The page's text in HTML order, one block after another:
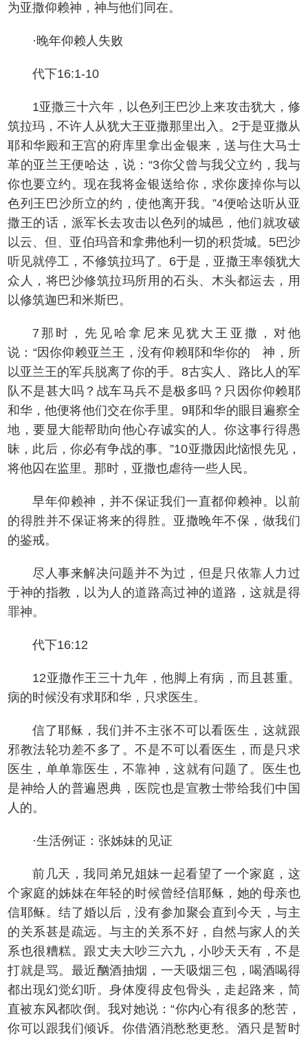
为亚撒仰赖神，神与他们同在。
·晚年仰赖人失败
代下16:1-10
1亚撒三十六年，以色列王巴沙上来攻击犹大，修
筑拉玛，不许人从犹大王亚撒那里出入。2于是亚撒从
耶和华殿和王宫的府库里拿出金银来，送与住大马士
革的亚兰王便哈达，说：“3你父曾与我父立约，我与
你也要立约。现在我将金银送给你，求你废掉你与以
色列王巴沙所立的约，使他离开我。”4便哈达听从亚
撒王的话，派军长去攻击以色列的城邑，他们就攻破
以云、但、亚伯玛音和拿弗他利一切的积货城。5巴沙
听见就停工，不修筑拉玛了。6于是，亚撒王率领犹大
众人，将巴沙修筑拉玛所用的石头、木头都运去，用
以修筑迦巴和米斯巴。
7那时，先见哈拿尼来见犹大王亚撒，对他
说：“因你仰赖亚兰王，没有仰赖耶和华你的 神，所
以亚兰王的军兵脱离了你的手。8古实人、路比人的军
队不是甚大吗？战车马兵不是极多吗？只因你仰赖耶
和华，他便将他们交在你手里。9耶和华的眼目遍察全
地，要显大能帮助向他心存诚实的人。你这事行得愚
昧，此后，你必有争战的事。”10亚撒因此恼恨先见，
将他囚在监里。那时，亚撒也虐待一些人民。
早年仰赖神，并不保证我们一直都仰赖神。以前
的得胜并不保证将来的得胜。亚撒晚年不保，做我们
的鉴戒。
尽人事来解决问题并不为过，但是只依靠人力过
于神的指教，以为人的道路高过神的道路，这就是得
罪神。
代下16:12
12亚撒作王三十九年，他脚上有病，而且甚重。
病的时候没有求耶和华，只求医生。
信了耶稣，我们并不主张不可以看医生，这就跟
邪教法轮功差不多了。不是不可以看医生，而是只求
医生，单单靠医生，不靠神，这就有问题了。医生也
是神给人的普遍恩典，医院也是宣教士带给我们中国
人的。
·生活例证：张姊妹的见证
前几天，我同弟兄姐妹一起看望了一个家庭，这
个家庭的姊妹在年轻的时候曾经信耶稣，她的母亲也
信耶稣。结了婚以后，没有参加聚会直到今天，与主
的关系甚是疏远。与主的关系不好，自然与家人的关
系也很糟糕。跟丈夫大吵三六九，小吵天天有，不是
打就是骂。最近酗酒抽烟，一天吸烟三包，喝酒喝得
都出现幻觉幻听。身体廋得皮包骨头，走起路来，简
直被东风都吹倒。我对她说：“你内心有很多的愁苦，
你可以跟我们倾诉。你借酒消愁愁更愁。酒只是暂时